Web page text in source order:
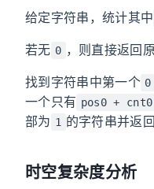
给定字符串，统计其中
若无 0 ，则直接返回
找到字符串中第一个 0
一个只有 pos0 +
部为 1 的字符串并返回
时空复杂度分析